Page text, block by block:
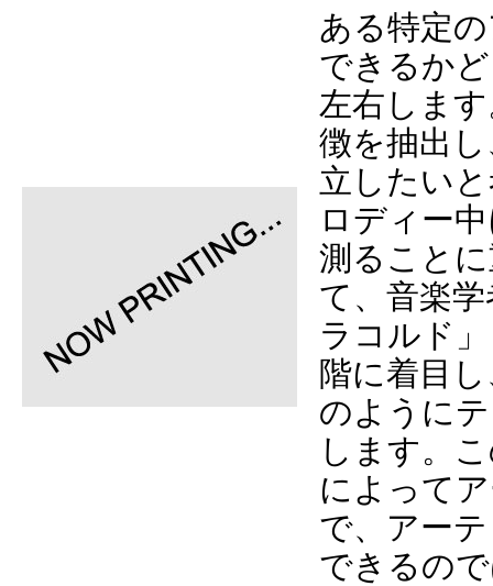
ある特定
できるか
左右しま
徴を抽出
立したい
ロディー
測ること
て、音楽
ラコルド
階に着目
のように
します。
によって
で、アー
できるの